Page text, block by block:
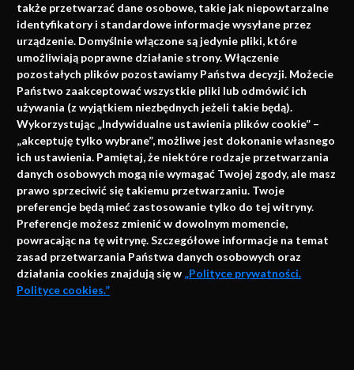
także przetwarzać dane osobowe, takie jak niepowtarzalne
identyfikatory i standardowe informacje wysyłane przez
urządzenie. Domyślnie włączone są jedynie pliki, które
umożliwiają poprawne działanie strony. Włączenie
pozostałych plików pozostawiamy Państwa decyzji. Możecie
Państwo zaakceptować wszystkie pliki lub odmówić ich
używania (z wyjątkiem niezbędnych jeżeli takie będą).
Wykorzystując „Indywidualne ustawienia plików cookie” –
„akceptuję tylko wybrane”, możliwe jest dokonanie własnego
ich ustawienia. Pamiętaj, że niektóre rodzaje przetwarzania
danych osobowych mogą nie wymagać Twojej zgody, ale masz
prawo sprzeciwić się takiemu przetwarzaniu. Twoje
preferencje będą mieć zastosowanie tylko do tej witryny.
Preferencje możesz zmienić w dowolnym momencie,
powracając na tę witrynę. Szczegółowe informacje na temat
zasad przetwarzania Państwa danych osobowych oraz
działania cookies znajdują się w „Polityce prywatności.
Polityce cookies.”
Napisz do nas
info@faktymedyczne.pl
ul. Towarowa 2
43-460 Wisła
Redakcja medyczna:
ul. Wolności 338b